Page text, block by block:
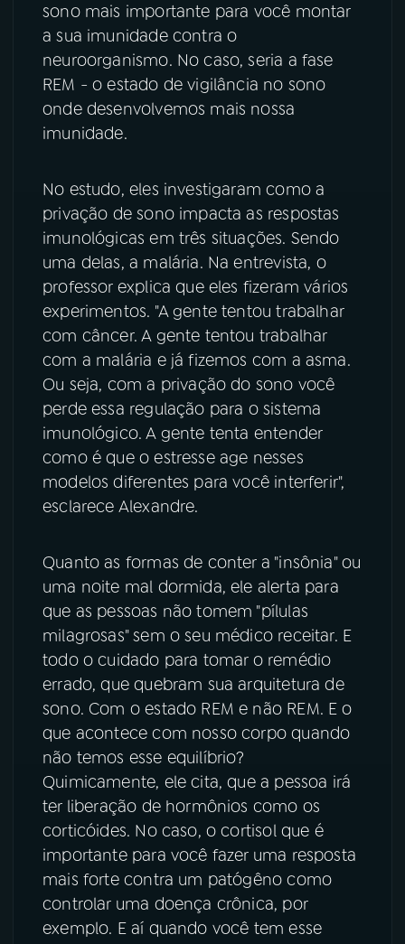
sono mais importante para você montar
a sua imunidade contra o
neuroorganismo. No caso, seria a fase
REM - o estado de vigilância no sono
onde desenvolvemos mais nossa
imunidade.
No estudo, eles investigaram como a
privação de sono impacta as respostas
imunológicas em três situações. Sendo
uma delas, a malária. Na entrevista, o
professor explica que eles fizeram vários
experimentos. "A gente tentou trabalhar
com câncer. A gente tentou trabalhar
com a malária e já fizemos com a asma.
Ou seja, com a privação do sono você
perde essa regulação para o sistema
imunológico. A gente tenta entender
como é que o estresse age nesses
modelos diferentes para você interferir",
esclarece Alexandre.
Quanto as formas de conter a "insônia" ou
uma noite mal dormida, ele alerta para
que as pessoas não tomem "pílulas
milagrosas" sem o seu médico receitar. E
todo o cuidado para tomar o remédio
errado, que quebram sua arquitetura de
sono. Com o estado REM e não REM. E o
que acontece com nosso corpo quando
não temos esse equilíbrio?
Quimicamente, ele cita, que a pessoa irá
ter liberação de hormônios como os
corticóides. No caso, o cortisol que é
importante para você fazer uma resposta
mais forte contra um patógêno como
controlar uma doença crônica, por
exemplo. E aí quando você tem esse